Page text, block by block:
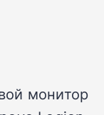
монитор